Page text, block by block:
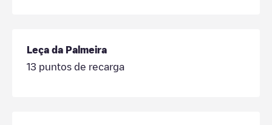
Leça da Palmeira
13 puntos de recarga